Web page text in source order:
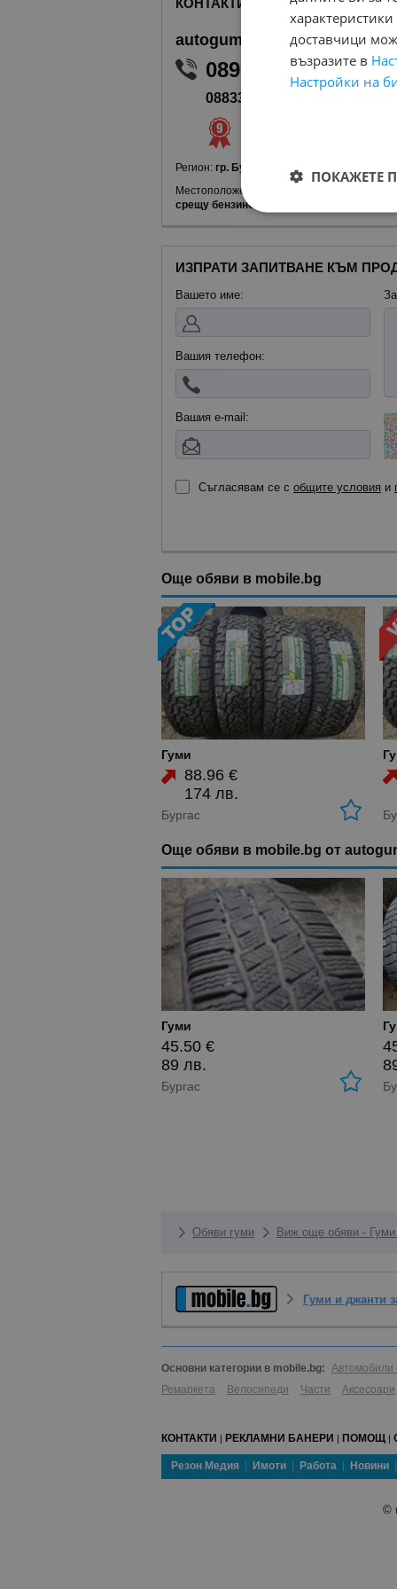
КОНТАКТИ С ПРОДАВАЧА
autogumi_bs
0899036258
0883335820
Регион: гр. Бургас, Меден рудник - зона Г
Местоположение:
срещу бензиностанция Газпром/
ИЗПРАТИ ЗАПИТВАНЕ КЪМ
Вашето име:
Вашия телефон:
Вашия е-mail:
Съгласявам се с общите условия и
Още обяви в mobile.bg
Гуми
88.96 €
174 лв.
Бургас
Още обяви в mobile.bg от
Гуми
45.50 €
89 лв.
Бургас
Обяви гуми Виж още обяви -
Гуми и джанти
Основни категории в mobile.bg: Автомобили
Ремаркета
Велосипеди Части Аксесоари
КОНТАКТИ
РЕКЛАМНИ БАНЕРИ ПОМОЩ
Резон Медия Имоти Работа Новини
©
доставчици
възразите в
Настройки на
ПОКАЖЕТЕ